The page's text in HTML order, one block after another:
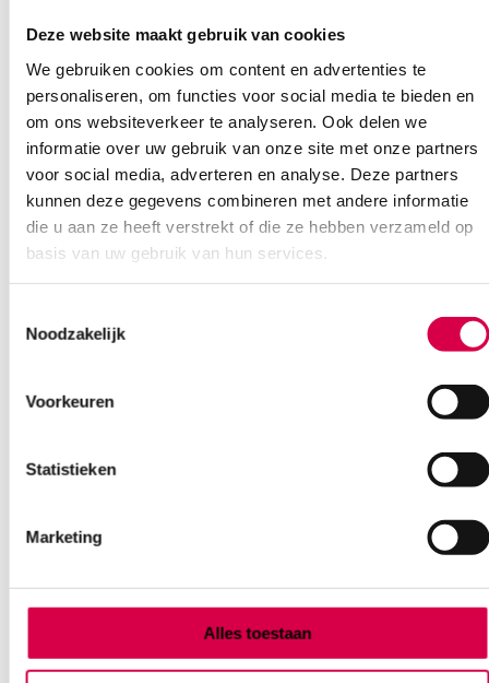
Deze website maakt gebruik van cookies
We gebruiken cookies om content en advertenties te
personaliseren, om functies voor social media te bieden en
om ons websiteverkeer te analyseren. Ook delen we
informatie over uw gebruik van onze site met onze partners
voor social media, adverteren en analyse. Deze partners
kunnen deze gegevens combineren met andere informatie
die u aan ze heeft verstrekt of die ze hebben verzameld op
basis van uw gebruik van hun services.
Noodzakelijk
Voorkeuren
Statistieken
Marketing
Alles toestaan
Ook interessant
Curaplast Sensitive wondpleister, 4cm x 5m (1)
LOHMANN
1 stuk, 4cm x 5m, onsteriel
Direct leverbaar 5.70